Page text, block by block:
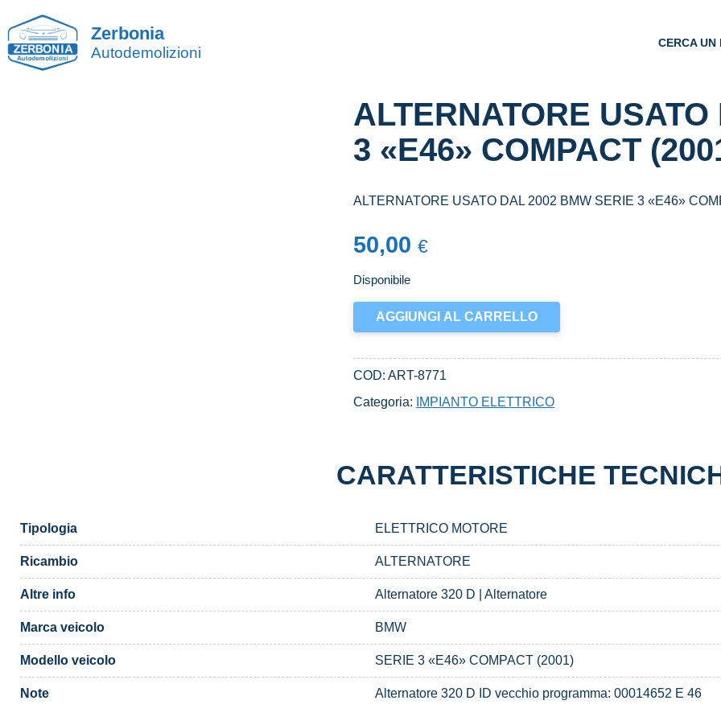
Zerbonia
Autodemolizioni
CERCA UN
ALTERNATORE
3 «E46» COMPACT
ALTERNATORE USATO DAL 2002 BMW SERIE 3 «E46»
50,00€
Disponibile
ALTERNATORE
USATO
2002
SERIE
COMPACT
AGGIUNGI AL CARRELLO
COD:ART-8771
Categoria:
IMPIANTO ELETTRICO
CARATTERISTICHE
Tipologia ELETTRICO MOTORE
Ricambio ALTERNATORE
Altre info Alternatore 320 D | Alternatore
Marca veicolo BMW
Modello veicolo SERIE 3 «E46» COMPACT (2001)
Note Alternatore 320 D ID vecchio programma: 00014652 E 46